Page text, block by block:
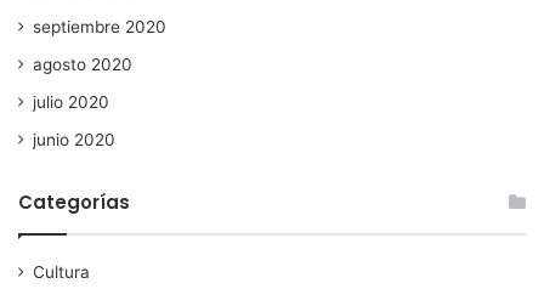
septiembre 2020
agosto 2020
julio 2020
junio 2020
Categorías
Cultura